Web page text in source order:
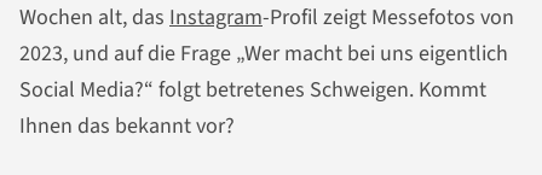
Wochen alt, das Instagram-Profil zeigt Messefotos von
2023, und auf die Frage „Wer macht bei uns eigentlich
Social Media?“ folgt betretenes Schweigen. Kommt
Ihnen das bekannt vor?